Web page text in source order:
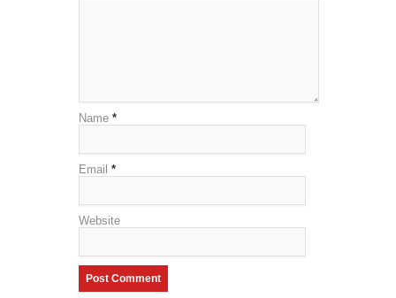
Name *
Email *
Website